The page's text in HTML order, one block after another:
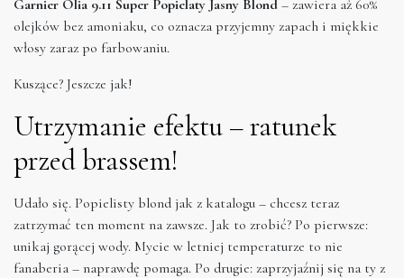
Garnier Olia 9.11 Super Popielaty Jasny Blond – zawiera aż 60%
olejków bez amoniaku, co oznacza przyjemny zapach i miękkie
włosy zaraz po farbowaniu.
Kuszące? Jeszcze jak!
Utrzymanie efektu – ratunek
przed brassem!
Udało się. Popielisty blond jak z katalogu – chcesz teraz
zatrzymać ten moment na zawsze. Jak to zrobić? Po pierwsze:
unikaj gorącej wody. Mycie w letniej temperaturze to nie
fanaberia – naprawdę pomaga. Po drugie: zaprzyjaźnij się na ty z